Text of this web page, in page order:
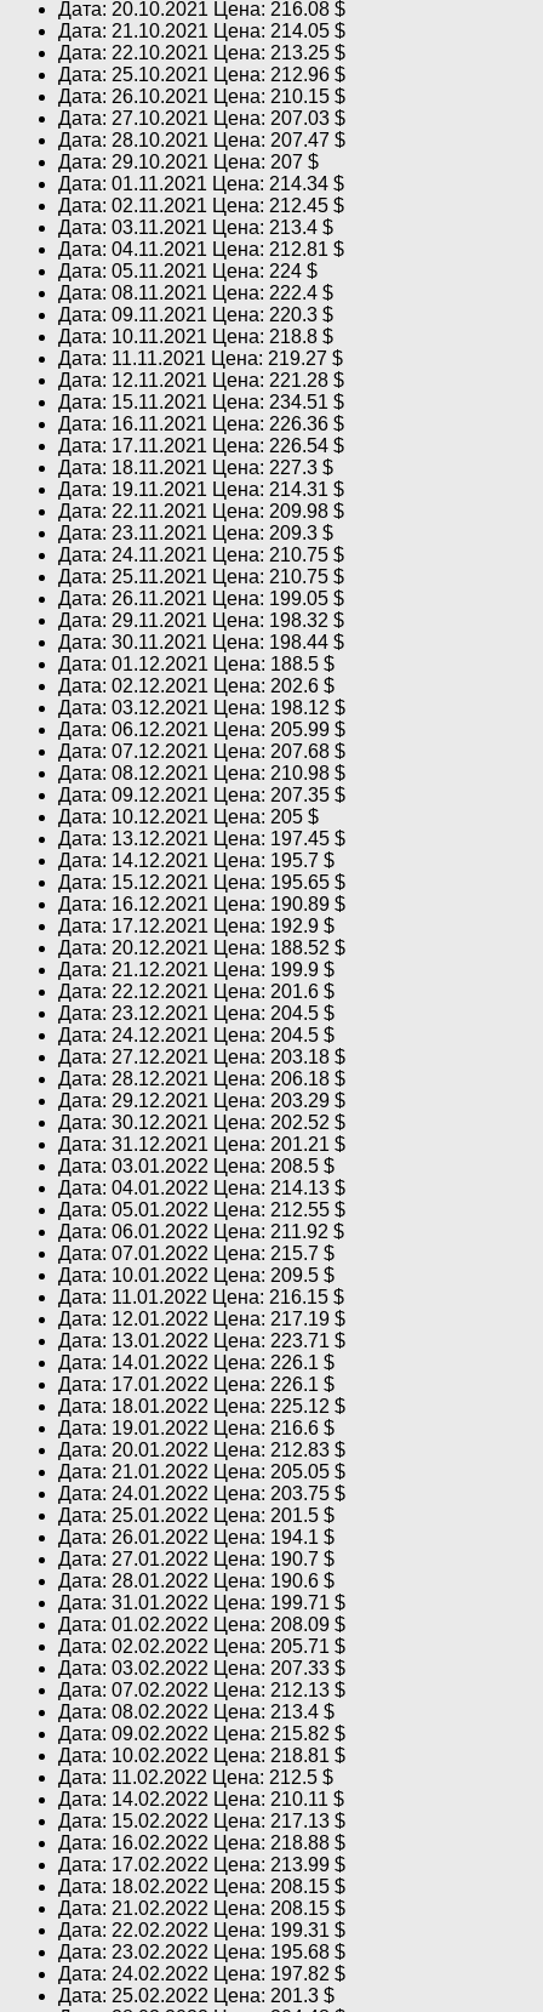
Дата: 20.10.2021 Цена: 216.08 $
Дата: 21.10.2021 Цена: 214.05 $
Дата: 22.10.2021 Цена: 213.25 $
Дата: 25.10.2021 Цена: 212.96 $
Дата: 26.10.2021 Цена: 210.15 $
Дата: 27.10.2021 Цена: 207.03 $
Дата: 28.10.2021 Цена: 207.47 $
Дата: 29.10.2021 Цена: 207 $
Дата: 01.11.2021 Цена: 214.34 $
Дата: 02.11.2021 Цена: 212.45 $
Дата: 03.11.2021 Цена: 213.4 $
Дата: 04.11.2021 Цена: 212.81 $
Дата: 05.11.2021 Цена: 224 $
Дата: 08.11.2021 Цена: 222.4 $
Дата: 09.11.2021 Цена: 220.3 $
Дата: 10.11.2021 Цена: 218.8 $
Дата: 11.11.2021 Цена: 219.27 $
Дата: 12.11.2021 Цена: 221.28 $
Дата: 15.11.2021 Цена: 234.51 $
Дата: 16.11.2021 Цена: 226.36 $
Дата: 17.11.2021 Цена: 226.54 $
Дата: 18.11.2021 Цена: 227.3 $
Дата: 19.11.2021 Цена: 214.31 $
Дата: 22.11.2021 Цена: 209.98 $
Дата: 23.11.2021 Цена: 209.3 $
Дата: 24.11.2021 Цена: 210.75 $
Дата: 25.11.2021 Цена: 210.75 $
Дата: 26.11.2021 Цена: 199.05 $
Дата: 29.11.2021 Цена: 198.32 $
Дата: 30.11.2021 Цена: 198.44 $
Дата: 01.12.2021 Цена: 188.5 $
Дата: 02.12.2021 Цена: 202.6 $
Дата: 03.12.2021 Цена: 198.12 $
Дата: 06.12.2021 Цена: 205.99 $
Дата: 07.12.2021 Цена: 207.68 $
Дата: 08.12.2021 Цена: 210.98 $
Дата: 09.12.2021 Цена: 207.35 $
Дата: 10.12.2021 Цена: 205 $
Дата: 13.12.2021 Цена: 197.45 $
Дата: 14.12.2021 Цена: 195.7 $
Дата: 15.12.2021 Цена: 195.65 $
Дата: 16.12.2021 Цена: 190.89 $
Дата: 17.12.2021 Цена: 192.9 $
Дата: 20.12.2021 Цена: 188.52 $
Дата: 21.12.2021 Цена: 199.9 $
Дата: 22.12.2021 Цена: 201.6 $
Дата: 23.12.2021 Цена: 204.5 $
Дата: 24.12.2021 Цена: 204.5 $
Дата: 27.12.2021 Цена: 203.18 $
Дата: 28.12.2021 Цена: 206.18 $
Дата: 29.12.2021 Цена: 203.29 $
Дата: 30.12.2021 Цена: 202.52 $
Дата: 31.12.2021 Цена: 201.21 $
Дата: 03.01.2022 Цена: 208.5 $
Дата: 04.01.2022 Цена: 214.13 $
Дата: 05.01.2022 Цена: 212.55 $
Дата: 06.01.2022 Цена: 211.92 $
Дата: 07.01.2022 Цена: 215.7 $
Дата: 10.01.2022 Цена: 209.5 $
Дата: 11.01.2022 Цена: 216.15 $
Дата: 12.01.2022 Цена: 217.19 $
Дата: 13.01.2022 Цена: 223.71 $
Дата: 14.01.2022 Цена: 226.1 $
Дата: 17.01.2022 Цена: 226.1 $
Дата: 18.01.2022 Цена: 225.12 $
Дата: 19.01.2022 Цена: 216.6 $
Дата: 20.01.2022 Цена: 212.83 $
Дата: 21.01.2022 Цена: 205.05 $
Дата: 24.01.2022 Цена: 203.75 $
Дата: 25.01.2022 Цена: 201.5 $
Дата: 26.01.2022 Цена: 194.1 $
Дата: 27.01.2022 Цена: 190.7 $
Дата: 28.01.2022 Цена: 190.6 $
Дата: 31.01.2022 Цена: 199.71 $
Дата: 01.02.2022 Цена: 208.09 $
Дата: 02.02.2022 Цена: 205.71 $
Дата: 03.02.2022 Цена: 207.33 $
Дата: 07.02.2022 Цена: 212.13 $
Дата: 08.02.2022 Цена: 213.4 $
Дата: 09.02.2022 Цена: 215.82 $
Дата: 10.02.2022 Цена: 218.81 $
Дата: 11.02.2022 Цена: 212.5 $
Дата: 14.02.2022 Цена: 210.11 $
Дата: 15.02.2022 Цена: 217.13 $
Дата: 16.02.2022 Цена: 218.88 $
Дата: 17.02.2022 Цена: 213.99 $
Дата: 18.02.2022 Цена: 208.15 $
Дата: 21.02.2022 Цена: 208.15 $
Дата: 22.02.2022 Цена: 199.31 $
Дата: 23.02.2022 Цена: 195.68 $
Дата: 24.02.2022 Цена: 197.82 $
Дата: 25.02.2022 Цена: 201.3 $